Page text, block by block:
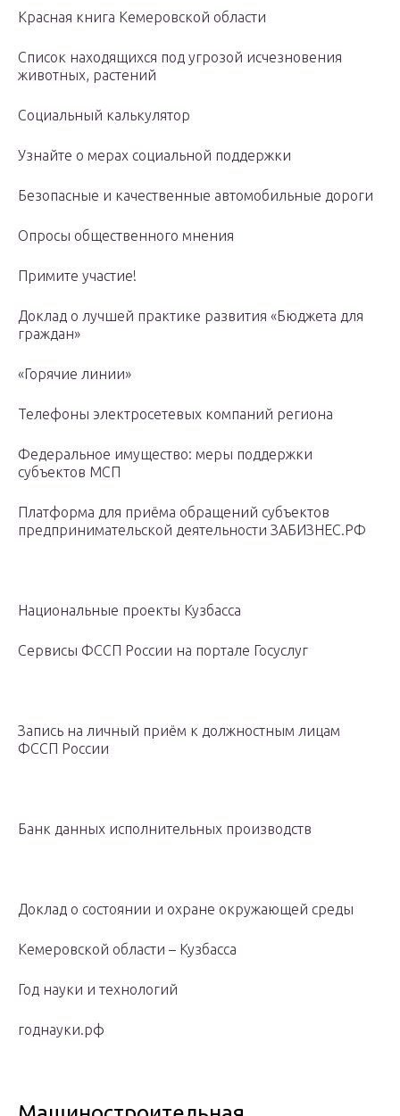
Красная книга Кемеровской области
Список находящихся под угрозой исчезновения
животных, растений
Социальный калькулятор
Узнайте о мерах социальной поддержки
Безопасные и качественные автомобильные дороги
Опросы общественного мнения
Примите участие!
Доклад о лучшей практике развития «Бюджета для
граждан»
«Горячие линии»
Телефоны электросетевых компаний региона
Федеральное имущество: меры поддержки
субъектов МСП
Платформа для приёма обращений субъектов
предпринимательской деятельности ЗАБИЗНЕС.РФ
Национальные проекты Кузбасса
Сервисы ФССП России на портале Госуслуг
Запись на личный приём к должностным лицам
ФССП России
Банк данных исполнительных производств
Доклад о состоянии и охране окружающей среды
Кемеровской области – Кузбасса
Год науки и технологий
годнауки.рф